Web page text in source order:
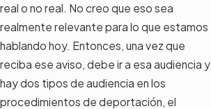
real o no real. No creo que eso sea
realmente relevante para lo que estamos
hablando hoy. Entonces, una vez que
reciba ese aviso, debe ir a esa audiencia y
hay dos tipos de audiencia en los
procedimientos de deportación, el